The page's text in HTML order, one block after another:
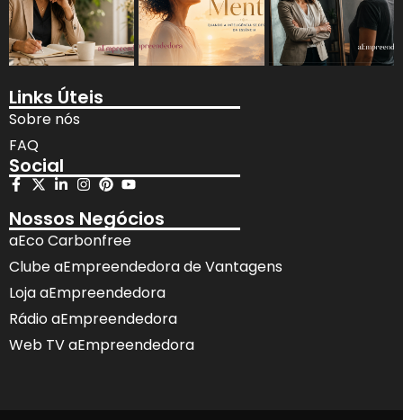
Links Úteis
Sobre nós
FAQ
Social
Nossos Negócios
aEco Carbonfree
Clube aEmpreendedora de Vantagens
Loja aEmpreendedora
Rádio aEmpreendedora
Web TV aEmpreendedora